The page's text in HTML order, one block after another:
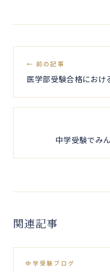
← 前の記事
医学部受験合格におけ
中学受験でみ
関連記事
中学受験ブログ